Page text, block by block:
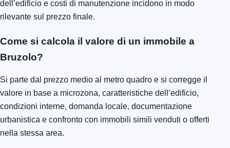
dell’edificio e costi di manutenzione incidono in modo
rilevante sul prezzo finale.
Come si calcola il valore di un immobile a
Bruzolo?
Si parte dal prezzo medio al metro quadro e si corregge il
valore in base a microzona, caratteristiche dell’edificio,
condizioni interne, domanda locale, documentazione
urbanistica e confronto con immobili simili venduti o offerti
nella stessa area.